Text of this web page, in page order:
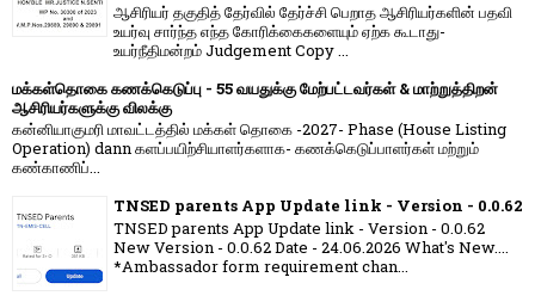
ஆசிரியர் தகுதித் தேர்வில் தேர்ச்சி பெறாத ஆசிரியர்களின் பதவி
உயர்வு சார்ந்த எந்த கோரிக்கைகளையும் ஏற்க கூடாது-
உயர்நீதிமன்றம் Judgement Copy ...
மக்கள்தொகை கணக்கெடுப்பு - 55 வயதுக்கு மேற்பட்டவர்கள் & மாற்றுத்திறன்
ஆசிரியர்களுக்கு விலக்கு
கன்னியாகுமரி மாவட்டத்தில் மக்கள் தொகை -2027- Phase (House Listing
Operation) dann களப்பயிற்சியாளர்களாக- கணக்கெடுப்பாளர்கள் மற்றும்
கண்காணிப்...
TNSED parents App Update link - Version - 0.0.62
TNSED parents App Update link - Version - 0.0.62
New Version - 0.0.62 Date - 24.06.2026 What's New....
*Ambassador form requirement chan...